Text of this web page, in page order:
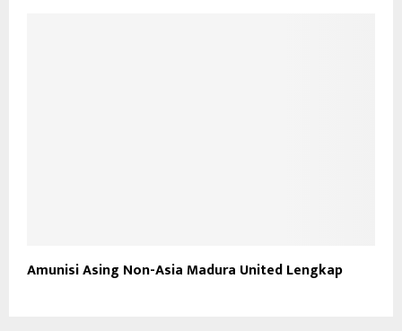
Amunisi Asing Non-Asia Madura United Lengkap